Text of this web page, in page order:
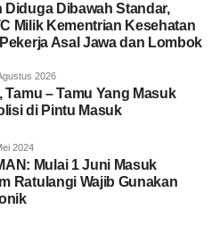
Diduga Dibawah Standar,
Milik Kementrian Kesehatan
Asal Jawa dan Lombok
2026
Tamu – Tamu Yang Masuk
di Pintu Masuk
2024
Mulai 1 Juni Masuk
Ratulangi Wajib Gunakan